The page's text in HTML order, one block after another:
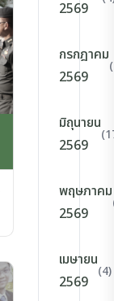
2569
กรกฎาคม
2569
มิถุนายน
2569
พฤษภาคม
2569
เมษายน
2569
(4)